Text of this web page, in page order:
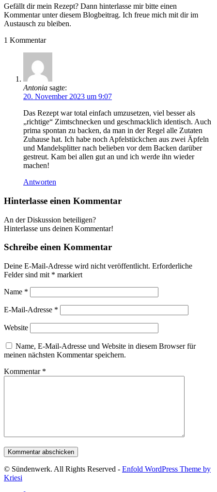
Gefällt dir mein Rezept? Dann hinterlasse mir bitte einen
Kommentar unter diesem Blogbeitrag. Ich freue mich mit dir im
Austausch zu bleiben.
1 Kommentar
Antonia sagte:
20. November 2023 um 9:07
Das Rezept war total einfach umzusetzen, viel besser als
„richtige“ Zimtschnecken und geschmacklich identisch. Auch
prima spontan zu backen, da man in der Regel alle Zutaten
Zuhause hat. Ich habe noch Apfelstückchen aus zwei Äpfeln
und Mandelsplitter nach belieben vor dem Backen darüber
gestreut. Kam bei allen gut an und ich werde ihn wieder
machen!
Antworten
Hinterlasse einen Kommentar
An der Diskussion beteiligen?
Hinterlasse uns deinen Kommentar!
Schreibe einen Kommentar
Deine E-Mail-Adresse wird nicht veröffentlicht. Erforderliche
Felder sind mit * markiert
Name *
E-Mail-Adresse *
Website
Name, E-Mail-Adresse und Website in diesem Browser für
meinen nächsten Kommentar speichern.
Kommentar *
© Sündenwerk. All Rights Reserved - Enfold WordPress Theme by
Kriesi